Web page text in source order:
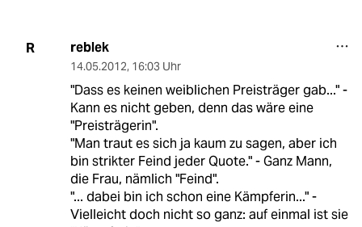
R reblek
14.05.2012, 16:03 Uhr
"Dass es keinen weiblichen Preisträger gab..." -
Kann es nicht geben, denn das wäre eine
"Preisträgerin".
"Man traut es sich ja kaum zu sagen, aber ich
bin strikter Feind jeder Quote." - Ganz Mann,
die Frau, nämlich "Feind".
"... dabei bin ich schon eine Kämpferin..." -
Vielleicht doch nicht so ganz: auf einmal ist sie